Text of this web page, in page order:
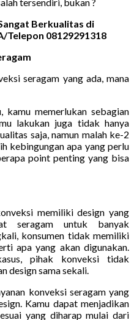
Berkualitas di
Telepon 08129291318
seragam yang ada, mana
kamu memerlukan sebagian
lakukan juga tidak hanya
saja, namun malah ke-2
kebingungan apa yang perlu
point penting yang bisa
memiliki design yang
seragam untuk banyak
konsumen tidak memiliki
apa yang akan digunakan.
pihak konveksi tidak
design sama sekali.
konveksi seragam yang
Kamu dapat menjadikan
yang diharap mulai dari